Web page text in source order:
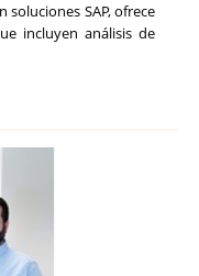
soluciones SAP, ofrece
incluyen análisis de